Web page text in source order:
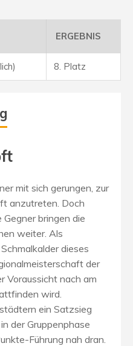
ERGEBNIS
8. Platz
mit sich gerungen, zur
anzutreten. Doch
bringen die
weiter. Als
dieses
der
Voraussicht nach am
wird.
ein Satzsieg
der Gruppenphase
Führung nah dran.